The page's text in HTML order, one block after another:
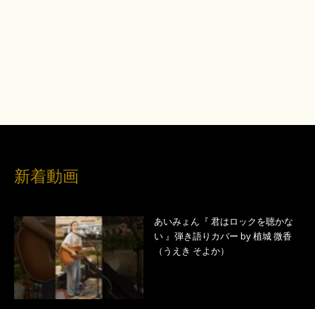
新着動画
あいみょん『 君はロックを聴かな
い 』弾き語りカバー by 植城 微香
（うえき そよか）